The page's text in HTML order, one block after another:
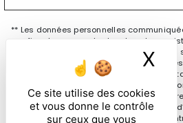
Ce site utilise des cookies
et vous donne le contrôle
sur ceux que vous
X
** Les données personnelles
aux fins de vous contacter et sont
informatisé. Elles sont destinées à et
seul but de répondre à votre message.
seront communiquées aux seuls
disposez de droits d’accès, de
portabilité, de limitation, d’opposition, de
consentement à tout moment et du droit
réclamation auprès d’une autorité de